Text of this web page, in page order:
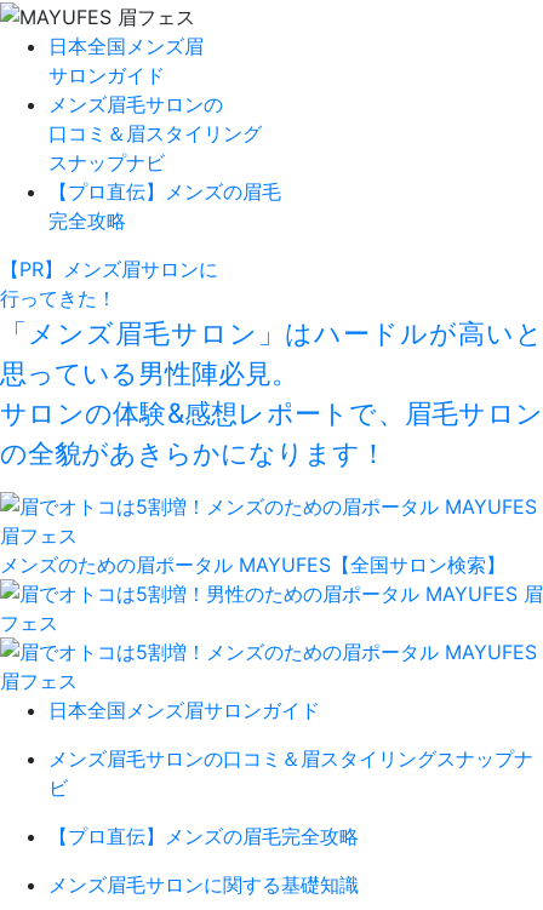
⽇本全国メンズ眉
サロンガイド
メンズ眉⽑サロンの
⼝コミ＆眉スタイリング
スナップナビ
【プロ直伝】メンズの眉⽑
完全攻略
【PR】メンズ眉サロンに
行ってきた！
「メンズ眉毛サロン」はハードルが高いと
思っている男性陣必見。
サロンの体験&感想レポートで、眉毛サロン
の全貌があきらかになります！
メンズのための眉ポータル MAYUFES【全国サロン検索】
日本全国メンズ眉サロンガイド
メンズ眉毛サロンの口コミ＆眉スタイリングスナップナ
ビ
【プロ直伝】メンズの眉毛完全攻略
メンズ眉毛サロンに関する基礎知識